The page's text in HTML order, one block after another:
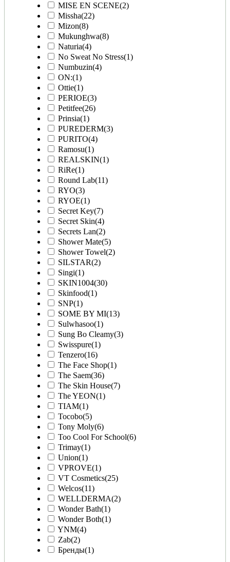
MISE EN SCENE(2)
Missha(22)
Mizon(8)
Mukunghwa(8)
Naturia(4)
No Sweat No Stress(1)
Numbuzin(4)
ON:(1)
Ottie(1)
PERIOE(3)
Petitfee(26)
Prinsia(1)
PUREDERM(3)
PURITO(4)
Ramosu(1)
REALSKIN(1)
RiRe(1)
Round Lab(11)
RYO(3)
RYOE(1)
Secret Key(7)
Secret Skin(4)
Secrets Lan(2)
Shower Mate(5)
Shower Towel(2)
SILSTAR(2)
Singi(1)
SKIN1004(30)
Skinfood(1)
SNP(1)
SOME BY MI(13)
Sulwhasoo(1)
Sung Bo Cleamy(3)
Swisspure(1)
Tenzero(16)
The Face Shop(1)
The Saem(36)
The Skin House(7)
The YEON(1)
TIAM(1)
Tocobo(5)
Tony Moly(6)
Too Cool For School(6)
Trimay(1)
Union(1)
VPROVE(1)
VT Cosmetics(25)
Welcos(11)
WELLDERMA(2)
Wonder Bath(1)
Wonder Both(1)
YNM(4)
Zab(2)
Бренды(1)